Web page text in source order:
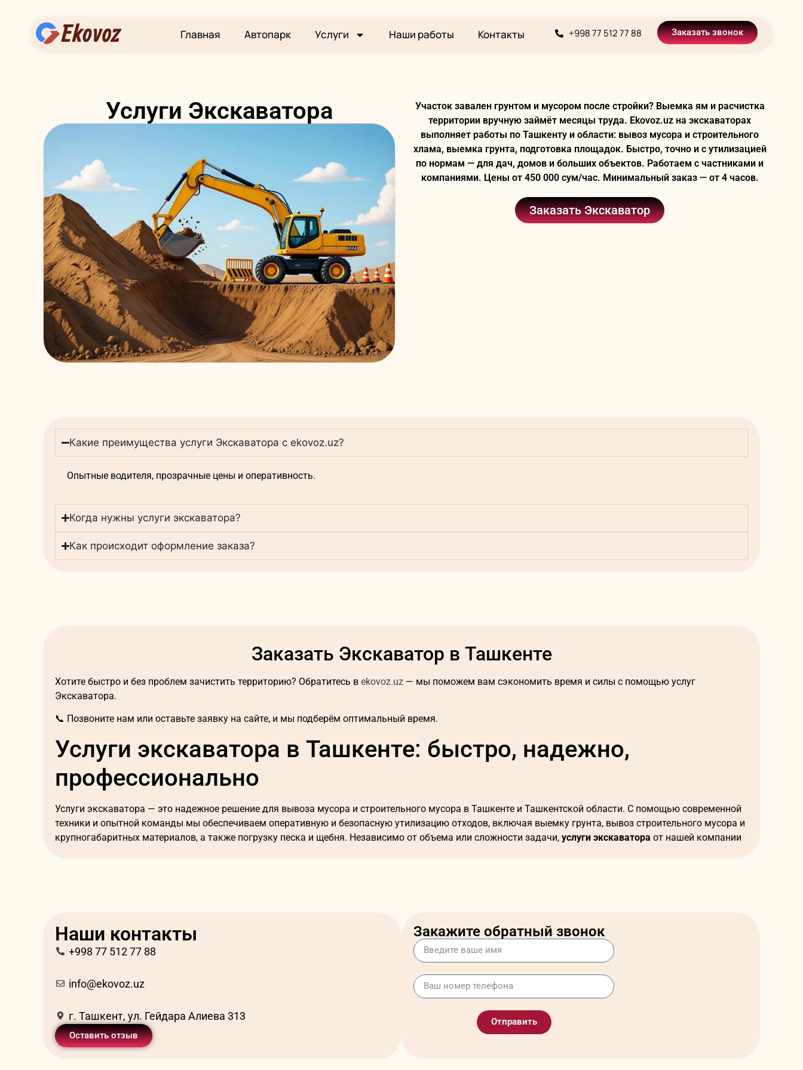
Главная Автопарк Услуги Наши работы Контакты +998 77 512 77 88 Заказать звонок
Услуги Экскаватора
Участок завален грунтом и мусором после стройки? Выемка ям и расчистка
территории вручную займёт месяцы труда. Ekovoz.uz на экскаваторах
выполняет работы по Ташкенту и области: вывоз мусора и строительного
хлама, выемка грунта, подготовка площадок. Быстро, точно и с утилизацией
по нормам — для дач, домов и больших объектов. Работаем с частниками и
компаниями. Цены от 450 000 сум/час. Минимальный заказ — от 4 часов.
Заказать Экскаватор
Какие преимущества услуги Экскаватора с ekovoz.uz?
Опытные водителя, прозрачные цены и оперативность.
Когда нужны услуги экскаватора?
Как происходит оформление заказа?
Заказать Экскаватор в Ташкенте
Хотите быстро и без проблем зачистить территорию? Обратитесь в ekovoz.uz — мы поможем вам сэкономить время и силы с помощью услуг
Экскаватора.
📞 Позвоните нам или оставьте заявку на сайте, и мы подберём оптимальный время.
Услуги экскаватора в Ташкенте: быстро, надежно,
профессионально
Услуги экскаватора — это надежное решение для вывоза мусора и строительного мусора в Ташкенте и Ташкентской области. С помощью современной
техники и опытной команды мы обеспечиваем оперативную и безопасную утилизацию отходов, включая выемку грунта, вывоз строительного мусора и
крупногабаритных материалов, а также погрузку песка и щебня. Независимо от объема или сложности задачи, услуги экскаватора от нашей компании
Накоплением мусора и ухудшением санитарных условий;
Нарушением экологических норм и штрафами;
Заказавуслуги экскаватора , вы сэкономите время, избежите проблем с законом и обеспечите порядок на объекте.
Какие услуги мы предоставляем с экскаватором?
Наша компания предлагает
Наши контакты
+998 77 512 77 88
info@ekovoz.uz
г. Ташкент, ул. Гейдара Алиева 313
Оставить отзыв
Закажите обратный звонок
Отправить